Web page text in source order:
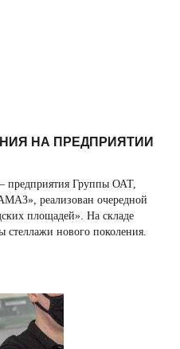
НА ПРЕДПРИЯТИИ
предприятия Группы ОАТ,
реализован очередной
площадей». На складе
стеллажи нового поколения.